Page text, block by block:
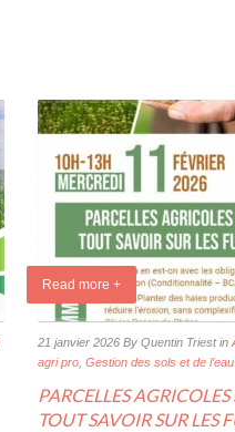
Read more +
21 janvier 2026 By Quentin Triest in
agri pro Gestion des sols et de
PARCELLES AGRICOLES
TOUT SAVOIR SUR LES